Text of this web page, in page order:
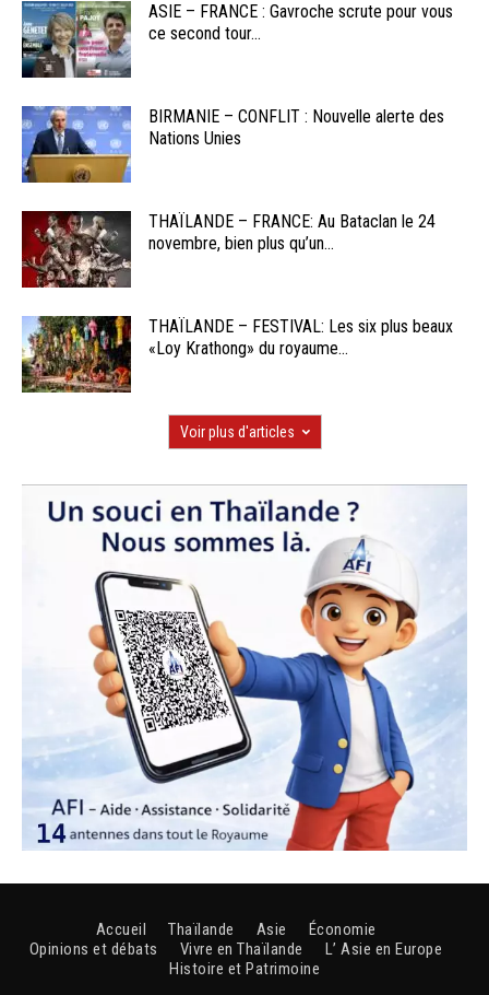
ASIE – FRANCE : Gavroche scrute pour vous
ce second tour...
BIRMANIE – CONFLIT : Nouvelle alerte des
Nations Unies
THAÏLANDE – FRANCE: Au Bataclan le 24
novembre, bien plus qu’un...
THAÏLANDE – FESTIVAL: Les six plus beaux
«Loy Krathong» du royaume...
Voir plus d'articles
Accueil Thaïlande Asie
Économie
Opinions et débats
Vivre en Thaïlande
L’ Asie en Europe
Histoire et Patrimoine